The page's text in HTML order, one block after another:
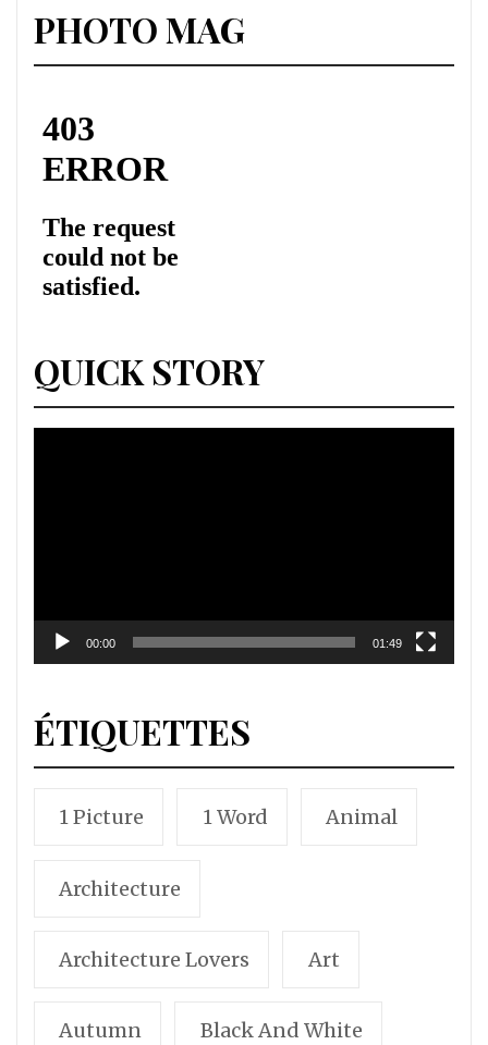
PHOTO MAG
QUICK STORY
00:00 01:49
ÉTIQUETTES
1 Picture 1 Word Animal
Architecture
Architecture Lovers Art
Autumn Black And White